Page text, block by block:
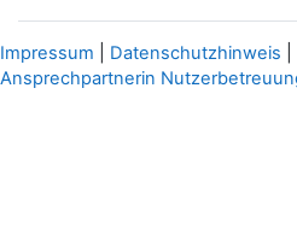
Impressum Datenschutzhinweis
Ansprechpartnerin